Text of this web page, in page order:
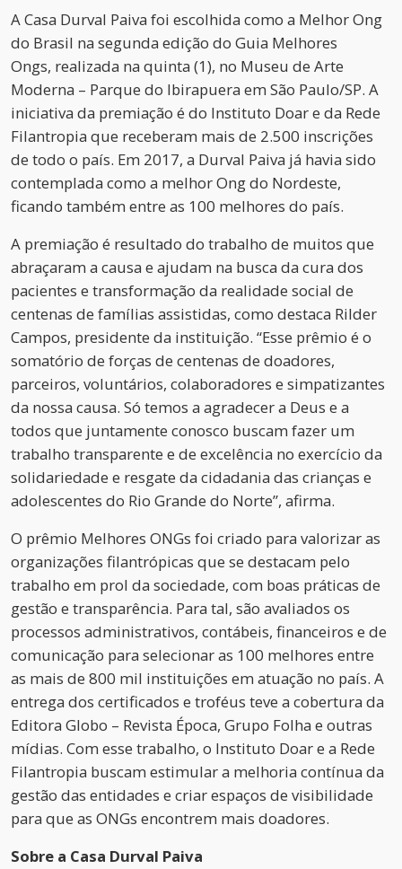
A Casa Durval Paiva foi escolhida como a Melhor Ong
do Brasil na segunda edição do Guia Melhores
Ongs, realizada na quinta (1), no Museu de Arte
Moderna – Parque do Ibirapuera em São Paulo/SP. A
iniciativa da premiação é do Instituto Doar e da Rede
Filantropia que receberam mais de 2.500 inscrições
de todo o país. Em 2017, a Durval Paiva já havia sido
contemplada como a melhor Ong do Nordeste,
ficando também entre as 100 melhores do país.
A premiação é resultado do trabalho de muitos que
abraçaram a causa e ajudam na busca da cura dos
pacientes e transformação da realidade social de
centenas de famílias assistidas, como destaca Rilder
Campos, presidente da instituição. “Esse prêmio é o
somatório de forças de centenas de doadores,
parceiros, voluntários, colaboradores e simpatizantes
da nossa causa. Só temos a agradecer a Deus e a
todos que juntamente conosco buscam fazer um
trabalho transparente e de excelência no exercício da
solidariedade e resgate da cidadania das crianças e
adolescentes do Rio Grande do Norte”, afirma.
O prêmio Melhores ONGs foi criado para valorizar as
organizações filantrópicas que se destacam pelo
trabalho em prol da sociedade, com boas práticas de
gestão e transparência. Para tal, são avaliados os
processos administrativos, contábeis, financeiros e de
comunicação para selecionar as 100 melhores entre
as mais de 800 mil instituições em atuação no país. A
entrega dos certificados e troféus teve a cobertura da
Editora Globo – Revista Época, Grupo Folha e outras
mídias. Com esse trabalho, o Instituto Doar e a Rede
Filantropia buscam estimular a melhoria contínua da
gestão das entidades e criar espaços de visibilidade
para que as ONGs encontrem mais doadores.
Sobre a Casa Durval Paiva